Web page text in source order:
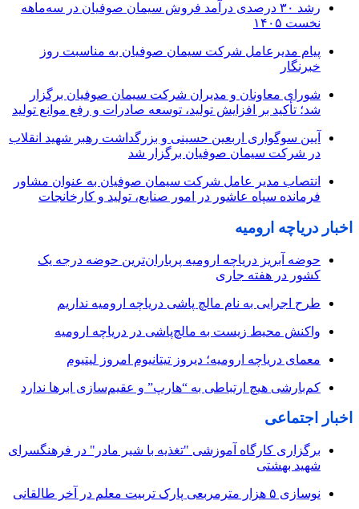
رشد ۳۰ درصدی درآمد فروش سیمان صوفیان در سه‌ماهه
نخست ۱۴۰۵
پیام مدیرعامل شرکت سیمان صوفیان به مناسبت روز
خبرنگار
شورای معاونان و مدیران شرکت سیمان صوفیان برگزار
شد؛ تأکید بر افزایش تولید، توسعه صادرات و رفع موانع تولید
آیین سوگواری اربعین حسینی و بزرگداشت رهبر شهید انقلاب
در شرکت سیمان صوفیان برگزار شد
انتصاب مدیر عامل شرکت سیمان صوفیان به عنوان مشاور
فرمانده سپاه عاشور در امور صنایع، تولید و کارخانجات
اخبار دریاچه ارومیه
حوضه آبریز دریاچه ارومیه پرباران‌ترین حوضه‌ درجه یک
کشور در هفته جاری
طرح اجرایی به نام مالچ پاشی دریاچه ارومیه نداریم
واکنش محیط زیست به مالچ‌پاشی در دریاچه ارومیه
معمای دریاچه ارومیه؛ دیروز تیتانیوم امروز لیتیوم
کم‌بارشی هیچ ارتباطی به “هارپ” و عقیم‌سازی ابرها ندارد
اخبار اجتماعی
برگزاری کارگاه آموزشی "تغذیه با شیر مادر" در فرهنگسرای
شهید بهشتی
نوسازی ۵ هزار مترمربعی پارک تربیت معلم در آخر طالقانی